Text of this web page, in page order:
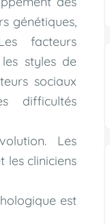
génétiques,
facteurs
styles de
sociaux
difficultés
Les
les cliniciens
est